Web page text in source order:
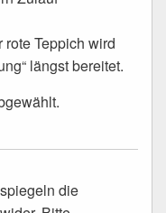
Teppich wird
längst bereitet.
die